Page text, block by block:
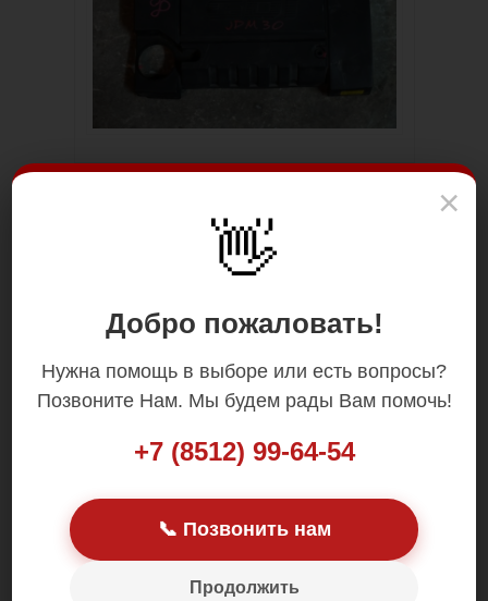
×
👋
Добро пожаловать!
Нужна помощь в выборе или есть вопросы?
Позвоните Нам. Мы будем рады Вам помочь!
+7 (8512) 99-64-54
📞 Позвонить нам
Продолжить
Цена: 500.00 р.
Трещина сбоку - смотрите фото